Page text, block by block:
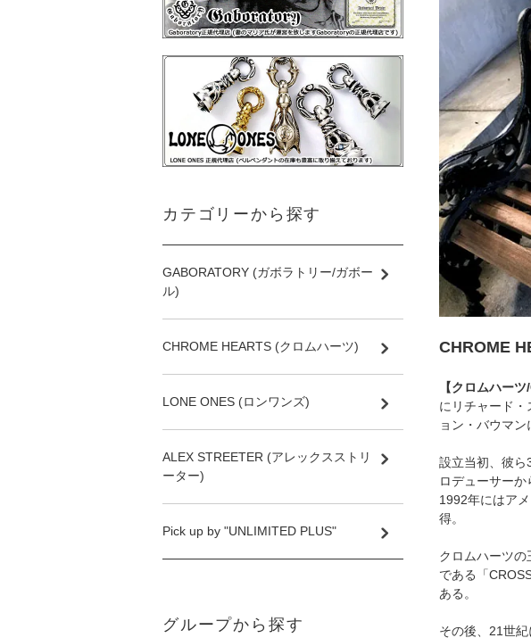
CHROME
【クロムハー
にリチャード
ョン・バウマ
設立当初、彼ら
ロデューサー
1992年にはア
得。
クロムハーツ
である「
ある。
その後、21世
カテゴリーから探す
GABORATORY (ガボラトリー/ガボー
ル)
CHROME HEARTS (クロムハーツ)
LONE ONES (ロンワンズ)
ALEX STREETER (アレックスストリ
ーター)
Pick up by "UNLIMITED PLUS"
グループから探す